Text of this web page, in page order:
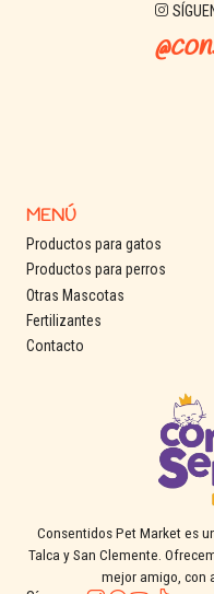
MENÚ
Productos para gatos
Productos para perros
Otras Mascotas
Fertilizantes
Contacto
Consentidos Pet Market es
Talca y San Clemente.
mejor amigo, con